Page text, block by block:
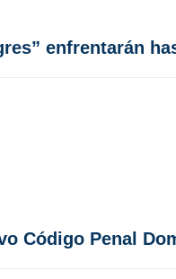
enfrentarán
Código Penal